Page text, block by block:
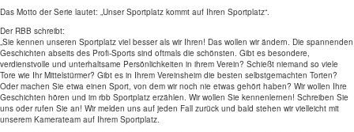
Das Motto der Serie lautet: „Unser Sportplatz kommt auf Ihren Sportplatz“.
Der RBB schreibt:
„Sie kennen unseren Sportplatz viel besser als wir Ihren! Das wollen wir ändern. Die spannenden
Geschichten abseits des Profi-Sports sind oftmals die schönsten. Gibt es besondere,
verdienstvolle und unterhaltsame Persönlichkeiten in ihrem Verein? Schießt niemand so viele
Tore wie Ihr Mittelstürmer? Gibt es in Ihrem Vereinsheim die besten selbstgemachten Torten?
Oder machen Sie etwa einen Sport, von dem wir noch nie etwas gehört haben? Wir wollen Ihre
Geschichten hören und im rbb Sportplatz erzählen. Wir wollen Sie kennenlernen! Schreiben Sie
uns oder rufen Sie an! Wir melden uns auf jeden Fall zurück und bald stehen wir vielleicht mit
unserem Kamerateam auf Ihrem Sportplatz.